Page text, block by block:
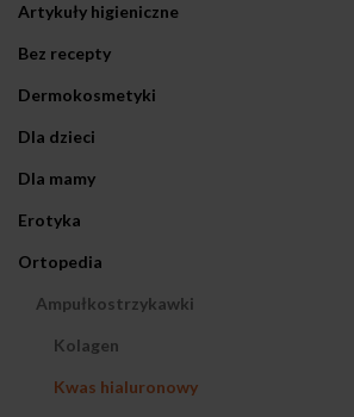
Artykuły higieniczne
Bez recepty
Dermokosmetyki
Dla dzieci
Dla mamy
Erotyka
Ortopedia
Ampułkostrzykawki
Kolagen
Kwas hialuronowy